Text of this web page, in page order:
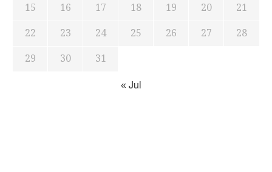
15
16 17 18 19 20
21
22
23 24 25 26 27
28
29
30 31
« Jul